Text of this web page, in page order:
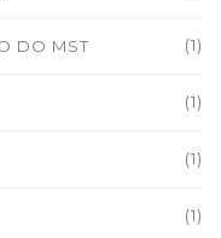
DO MST (1)
(1)
(1)
(1)